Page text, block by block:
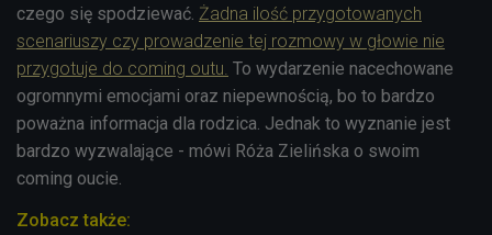
czego się spodziewać. Żadna ilość przygotowanych
scenariuszy czy prowadzenie tej rozmowy w głowie nie
przygotuje do coming outu. To wydarzenie nacechowane
ogromnymi emocjami oraz niepewnością, bo to bardzo
poważna informacja dla rodzica. Jednak to wyznanie jest
bardzo wyzwalające - mówi Róża Zielińska o swoim
coming oucie.
Zobacz także: